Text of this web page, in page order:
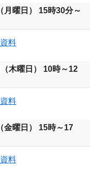
月曜日） 15時30分～
料
木曜日） 10時～12
料
金曜日） 15時～17
料